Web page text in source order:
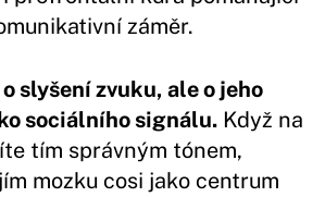
záměr.
slyšení zvuku, ale o jeho
sociálního signálu. Když na
tím správným tónem,
mozku cosi jako centrum